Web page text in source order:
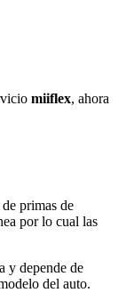
miiflex, ahora
primas de
por lo cual las
y depende de
del auto.